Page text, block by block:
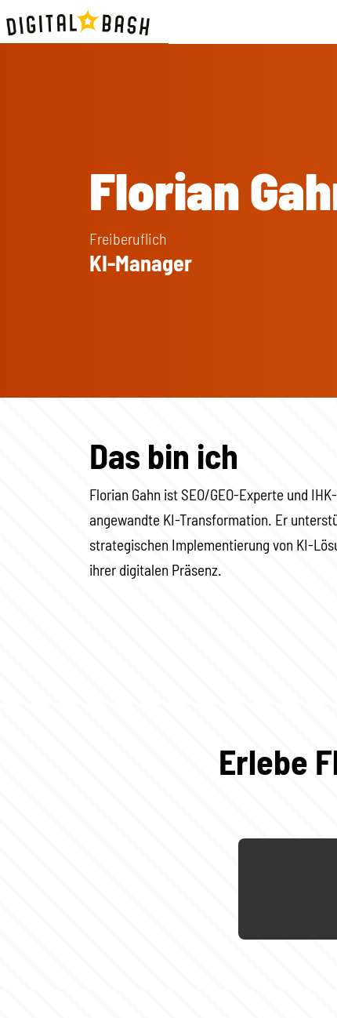
Florian
Freiberuflich
KI-Manager
Das bin ich
Florian Gahn ist SEO/GEO-Experte und
angewandte KI-Transformation. Er
strategischen Implementierung von KI-
ihrer digitalen Präsenz.
Erlebe